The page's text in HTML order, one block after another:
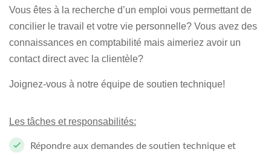
Vous êtes à la recherche d’un emploi vous permettant de
concilier le travail et votre vie personnelle? Vous avez des
connaissances en comptabilité mais aimeriez avoir un
contact direct avec la clientèle?
Joignez-vous à notre équipe de soutien technique!
Les tâches et responsabilités:
Répondre aux demandes de soutien technique et